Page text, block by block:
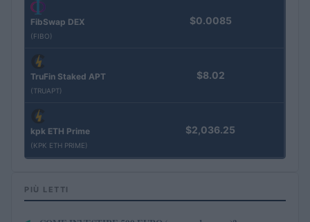
FibSwap DEX
(FIBO)
$0.0085
TruFin Staked APT
(TRUAPT)
$8.02
kpk ETH Prime
(KPK ETH PRIME)
$2,036.25
PIÙ LETTI